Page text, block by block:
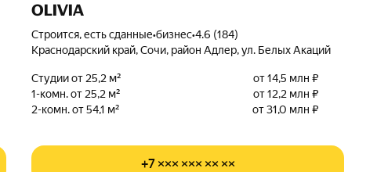
OLIVIA
Строится, есть сданные•бизнес•4.6 (184)
Краснодарский край, Сочи, район Адлер, ул. Белых Акаций
Студии от 25,2 м²
от 14,5 млн ₽
1-комн. от 25,2 м²
от 12,2 млн ₽
2-комн. от 54,1 м²
от 31,0 млн ₽
+7 ××× ××× ×× ××